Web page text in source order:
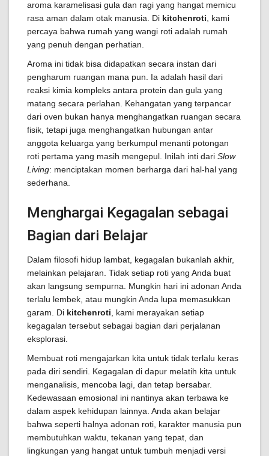
aroma karamelisasi gula dan ragi yang hangat memicu
rasa aman dalam otak manusia. Di kitchenroti , kami
percaya bahwa rumah yang wangi roti adalah rumah
yang penuh dengan perhatian.
Aroma ini tidak bisa didapatkan secara instan dari
pengharum ruangan mana pun. Ia adalah hasil dari
reaksi kimia kompleks antara protein dan gula yang
matang secara perlahan. Kehangatan yang terpancar
dari oven bukan hanya menghangatkan ruangan secara
fisik, tetapi juga menghangatkan hubungan antar
anggota keluarga yang berkumpul menanti potongan
roti pertama yang masih mengepul. Inilah inti dari Slow
Living: menciptakan momen berharga dari hal-hal yang
sederhana.
Menghargai Kegagalan sebagai
Bagian dari Belajar
Dalam filosofi hidup lambat, kegagalan bukanlah akhir,
melainkan pelajaran. Tidak setiap roti yang Anda buat
akan langsung sempurna. Mungkin hari ini adonan Anda
terlalu lembek, atau mungkin Anda lupa memasukkan
garam. Di kitchenroti , kami merayakan setiap
kegagalan tersebut sebagai bagian dari perjalanan
eksplorasi.
Membuat roti mengajarkan kita untuk tidak terlalu keras
pada diri sendiri. Kegagalan di dapur melatih kita untuk
menganalisis, mencoba lagi, dan tetap bersabar.
Kedewasaan emosional ini nantinya akan terbawa ke
dalam aspek kehidupan lainnya. Anda akan belajar
bahwa seperti halnya adonan roti, karakter manusia pun
membutuhkan waktu, tekanan yang tepat, dan
lingkungan yang hangat untuk tumbuh menjadi versi